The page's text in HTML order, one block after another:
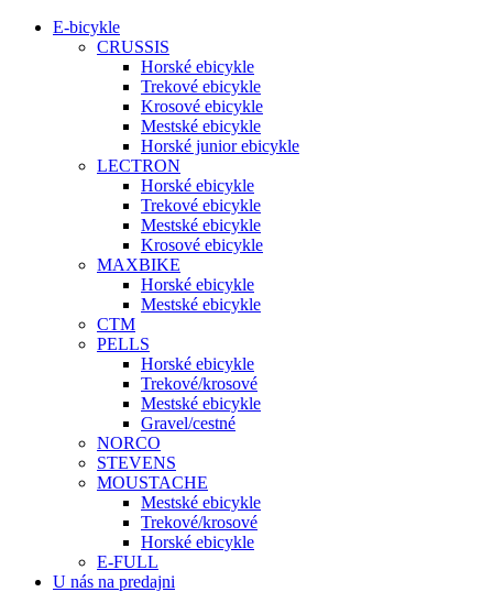
E-bicykle
CRUSSIS
Horské ebicykle
Trekové ebicykle
Krosové ebicykle
Mestské ebicykle
Horské junior ebicykle
LECTRON
Horské ebicykle
Trekové ebicykle
Mestské ebicykle
Krosové ebicykle
MAXBIKE
Horské ebicykle
Mestské ebicykle
CTM
PELLS
Horské ebicykle
Trekové/krosové
Mestské ebicykle
Gravel/cestné
NORCO
STEVENS
MOUSTACHE
Mestské ebicykle
Trekové/krosové
Horské ebicykle
E-FULL
U nás na predajni